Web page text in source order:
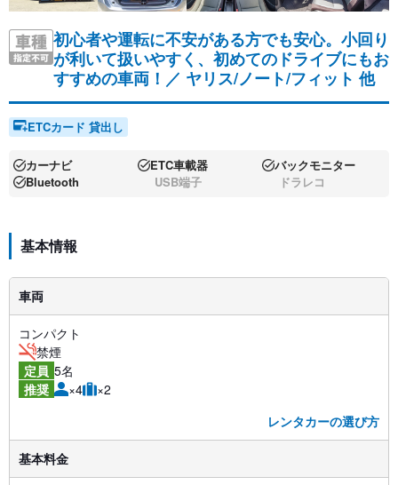
初心者や運転に不安がある方でも安心。小回り
が利いて扱いやすく、初めてのドライブにもお
すすめの車両！／ ヤリス/ノート/フィット 他
ETCカード 貸出し
カーナビ ETC車載器
バックモニター
Bluetooth
USB端子 ドラレコ
基本情報
車両
コンパクト
禁煙
定員 5名
推奨
×4
×2
レンタカーの選び方
基本料金